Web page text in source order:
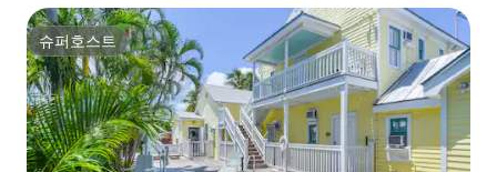
슈퍼호스트
슈퍼호스트